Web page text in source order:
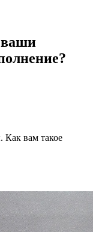
ваши
Как вам такое